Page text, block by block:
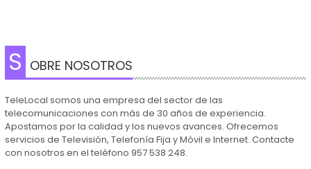
S OBRE NOSOTROS
TeleLocal somos una empresa del sector de las
telecomunicaciones con más de 30 años de experiencia.
Apostamos por la calidad y los nuevos avances. Ofrecemos
servicios de Televisión, Telefonía Fija y Móvil e Internet. Contacte
con nosotros en el teléfono 957 538 248.